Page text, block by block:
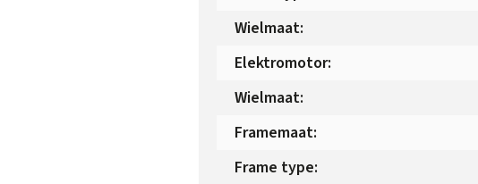
Wielmaat:
Elektromotor:
Wielmaat:
Framemaat:
Frame type: